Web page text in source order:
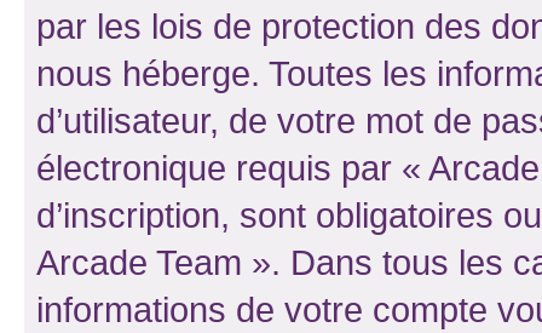
par les lois de protection des
nous héberge. Toutes les
d’utilisateur, de votre mot de
électronique requis par «
d’inscription, sont obligatoires
Arcade Team ». Dans tous les
informations de votre compte